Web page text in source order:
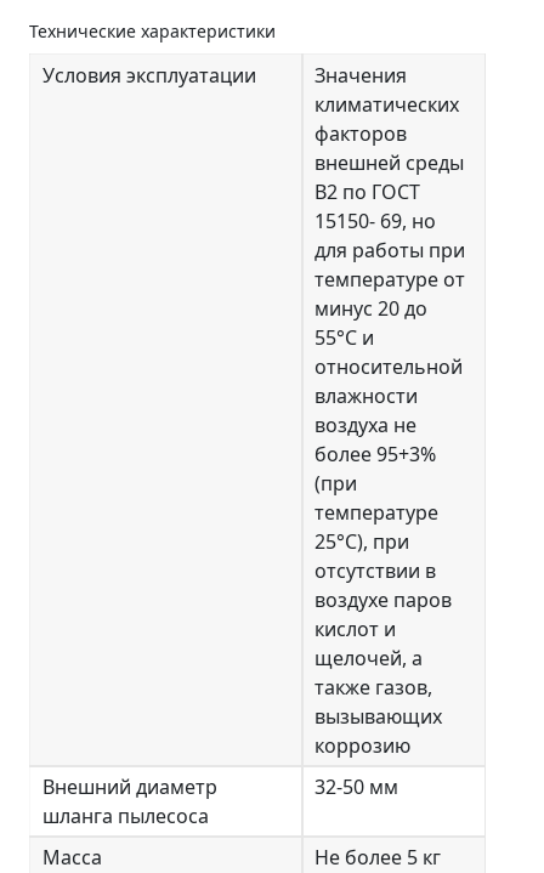
Технические характеристики
Условия эксплуатации
Значения
климатических
факторов
внешней среды
В2 по ГОСТ
15150- 69, но
для работы при
температуре от
минус 20 до
55°С и
относительной
влажности
воздуха не
более 95+3%
(при
температуре
25°С), при
отсутствии в
воздухе паров
кислот и
щелочей, а
также газов,
вызывающих
коррозию
Внешний диаметр
шланга пылесоса
32-50 мм
Масса
Не более 5 кг